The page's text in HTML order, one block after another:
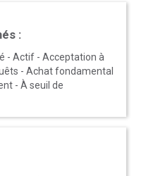
:
- Actif- Acceptation à
- Achat fondamental
- À seuil de